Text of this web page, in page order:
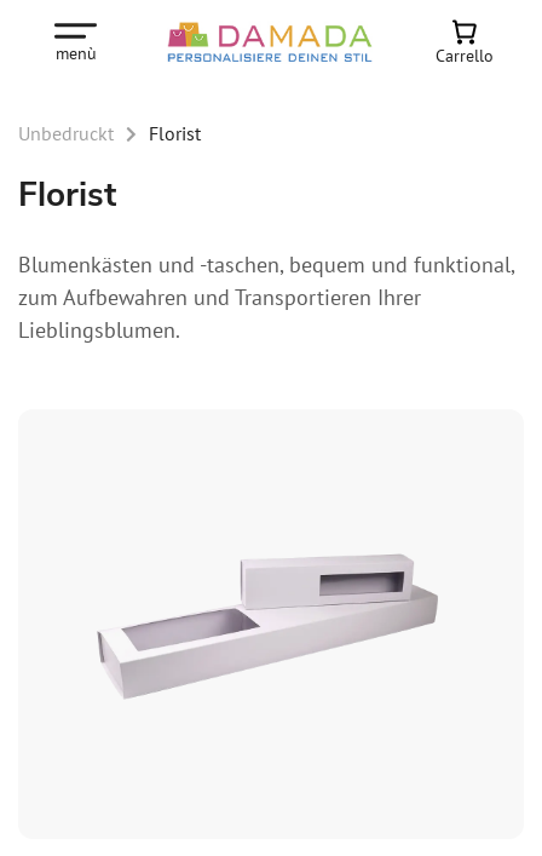
menù Carrello
Unbedruckt Florist
Florist
Blumenkästen und -taschen, bequem und funktional,
zum Aufbewahren und Transportieren Ihrer
Lieblingsblumen.